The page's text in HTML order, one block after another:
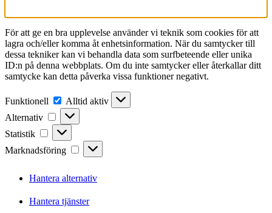
För att ge en bra upplevelse använder vi teknik som cookies för att
lagra och/eller komma åt enhetsinformation. När du samtycker till
dessa tekniker kan vi behandla data som surfbeteende eller unika
ID:n på denna webbplats. Om du inte samtycker eller återkallar ditt
samtycke kan detta påverka vissa funktioner negativt.
Funktionell Funktionell
Alltid aktiv
Alternativ
Alternativ
Statistik Statistik
Marknadsföring Marknadsföring
Hantera alternativ
Hantera tjänster